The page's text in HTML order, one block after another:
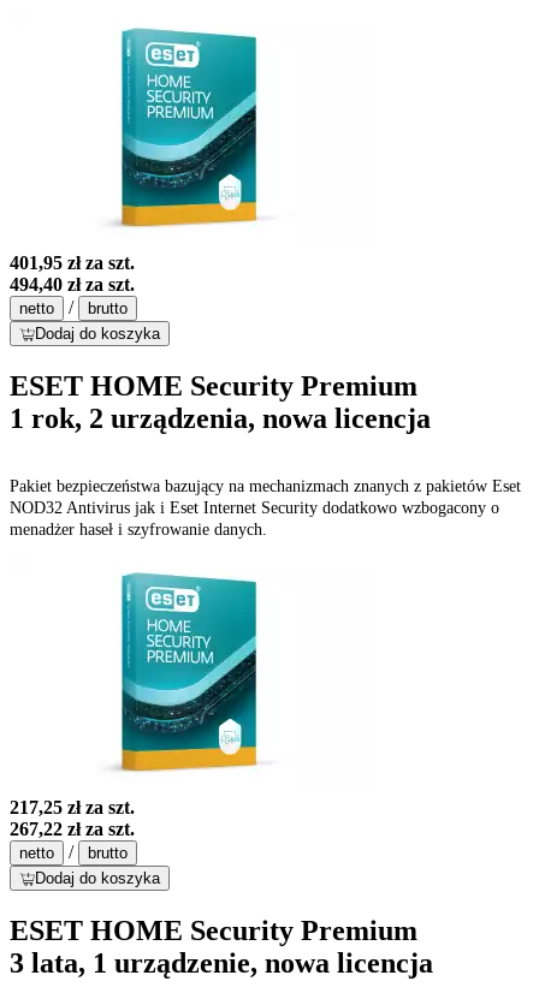
401,95 złza szt.
494,40 złza szt.
netto /
brutto
Dodaj do koszyka
ESET HOME Security Premium
1 rok, 2 urządzenia, nowa licencja
Pakiet bezpieczeństwa bazujący na mechanizmach znanych z pakietów Eset
NOD32 Antivirus jak i Eset Internet Security dodatkowo wzbogacony o
menadżer haseł i szyfrowanie danych.
217,25 złza szt.
267,22 złza szt.
netto /
brutto
Dodaj do koszyka
ESET HOME Security Premium
3 lata, 1 urządzenie, nowa licencja